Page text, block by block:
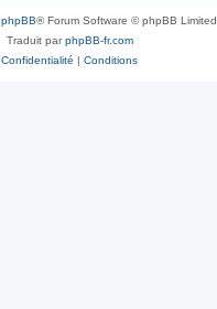
phpBB® Forum Software © phpBB Limited
Traduit parphpBB-fr.com
Confidentialité | Conditions